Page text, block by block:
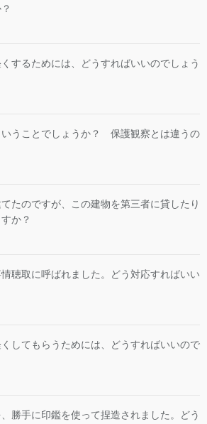
するためには、どうすればいいのでしょう
うことでしょうか？ 保護観察とは違うの
たのですが、この建物を第三者に貸したり
か？
聴取に呼ばれました。どう対応すればいい
してもらうためには、どうすればいいので
勝手に印鑑を使って捏造されました。どう